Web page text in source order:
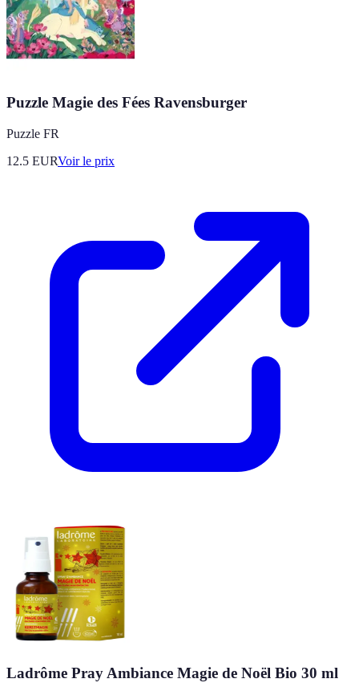
Puzzle Magie des Fées Ravensburger
Puzzle FR
12.5 EURVoir le prix
Ladrôme Pray Ambiance Magie de Noël Bio 30 ml